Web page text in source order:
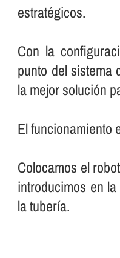
estratégicos.
Con la
punto del sistema
la mejor solución
El funcionamiento
Colocamos el
introducimos en
la tuberí­a.